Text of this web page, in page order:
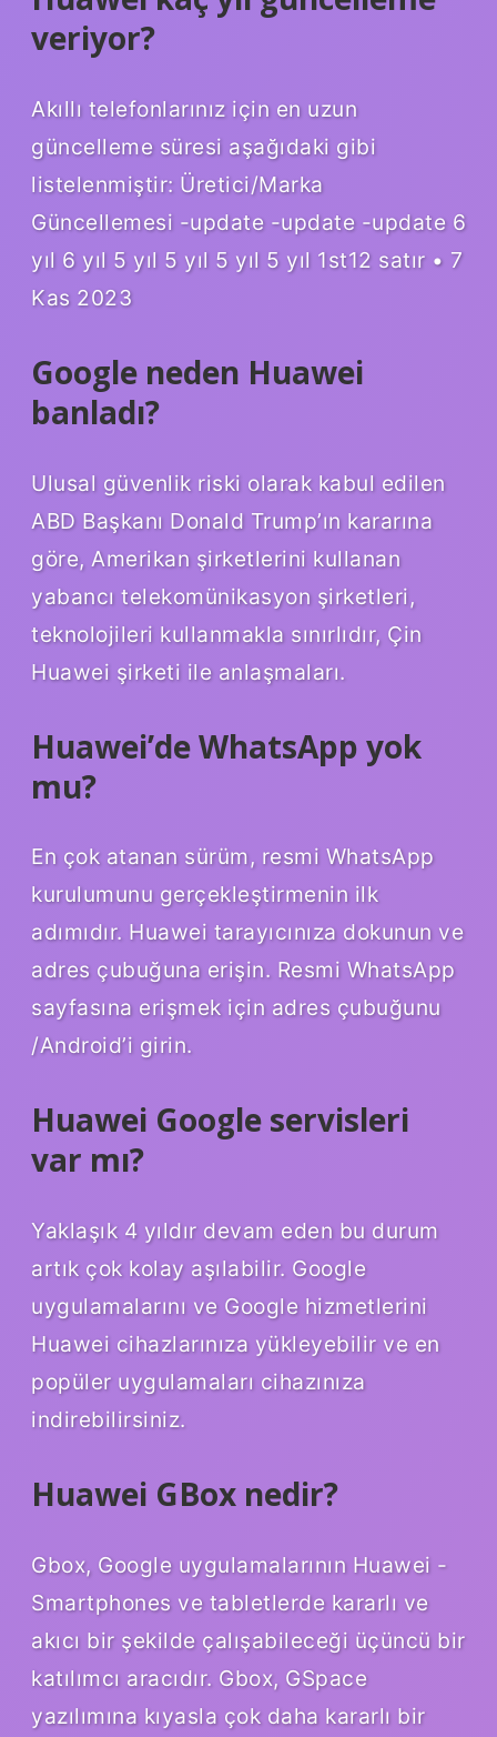
veriyor?
Akıllı telefonlarınız için en uzun
güncelleme süresi aşağıdaki gibi
listelenmiştir: Üretici/Marka
Güncellemesi -update -update -update 6
yıl 6 yıl 5 yıl 5 yıl 5 yıl 5 yıl 1st12 satır • 7
Kas 2023
Google neden Huawei
banladı?
Ulusal güvenlik riski olarak kabul edilen
ABD Başkanı Donald Trump’ın kararına
göre, Amerikan şirketlerini kullanan
yabancı telekomünikasyon şirketleri,
teknolojileri kullanmakla sınırlıdır, Çin
Huawei şirketi ile anlaşmaları.
Huawei’de WhatsApp yok
mu?
En çok atanan sürüm, resmi WhatsApp
kurulumunu gerçekleştirmenin ilk
adımıdır. Huawei tarayıcınıza dokunun ve
adres çubuğuna erişin. Resmi WhatsApp
sayfasına erişmek için adres çubuğunu
/Android’i girin.
Huawei Google servisleri
var mı?
Yaklaşık 4 yıldır devam eden bu durum
artık çok kolay aşılabilir. Google
uygulamalarını ve Google hizmetlerini
Huawei cihazlarınıza yükleyebilir ve en
popüler uygulamaları cihazınıza
indirebilirsiniz.
Huawei GBox nedir?
Gbox, Google uygulamalarının Huawei -
Smartphones ve tabletlerde kararlı ve
akıcı bir şekilde çalışabileceği üçüncü bir
katılımcı aracıdır. Gbox, GSpace
yazılımına kıyasla çok daha kararlı bir